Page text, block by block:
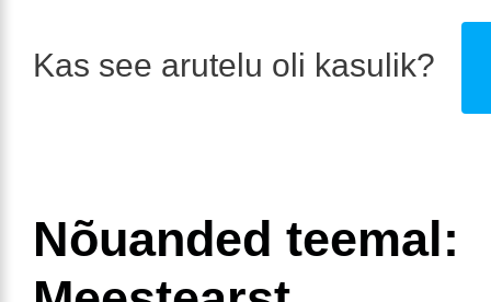
Kas see arutelu oli kasulik?
Nõuanded teemal: